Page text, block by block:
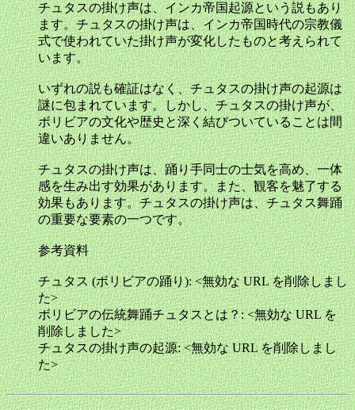
チュタスの掛け声は、インカ帝国起源という説もあり
ます。チュタスの掛け声は、インカ帝国時代の宗教儀
式で使われていた掛け声が変化したものと考えられて
います。
いずれの説も確証はなく、チュタスの掛け声の起源は
謎に包まれています。しかし、チュタスの掛け声が、
ボリビアの文化や歴史と深く結びついていることは間
違いありません。
チュタスの掛け声は、踊り手同士の士気を高め、一体
感を生み出す効果があります。また、観客を魅了する
効果もあります。チュタスの掛け声は、チュタス舞踊
の重要な要素の一つです。
参考資料
チュタス (ボリビアの踊り): <無効な URL を削除しまし
た>
ボリビアの伝統舞踊チュタスとは？: <無効な URL を
削除しました>
チュタスの掛け声の起源: <無効な URL を削除しまし
た>